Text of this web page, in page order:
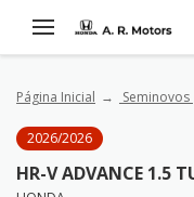
Página Inicial Seminovos
2026/2026
HR-V ADVANCE 1.5